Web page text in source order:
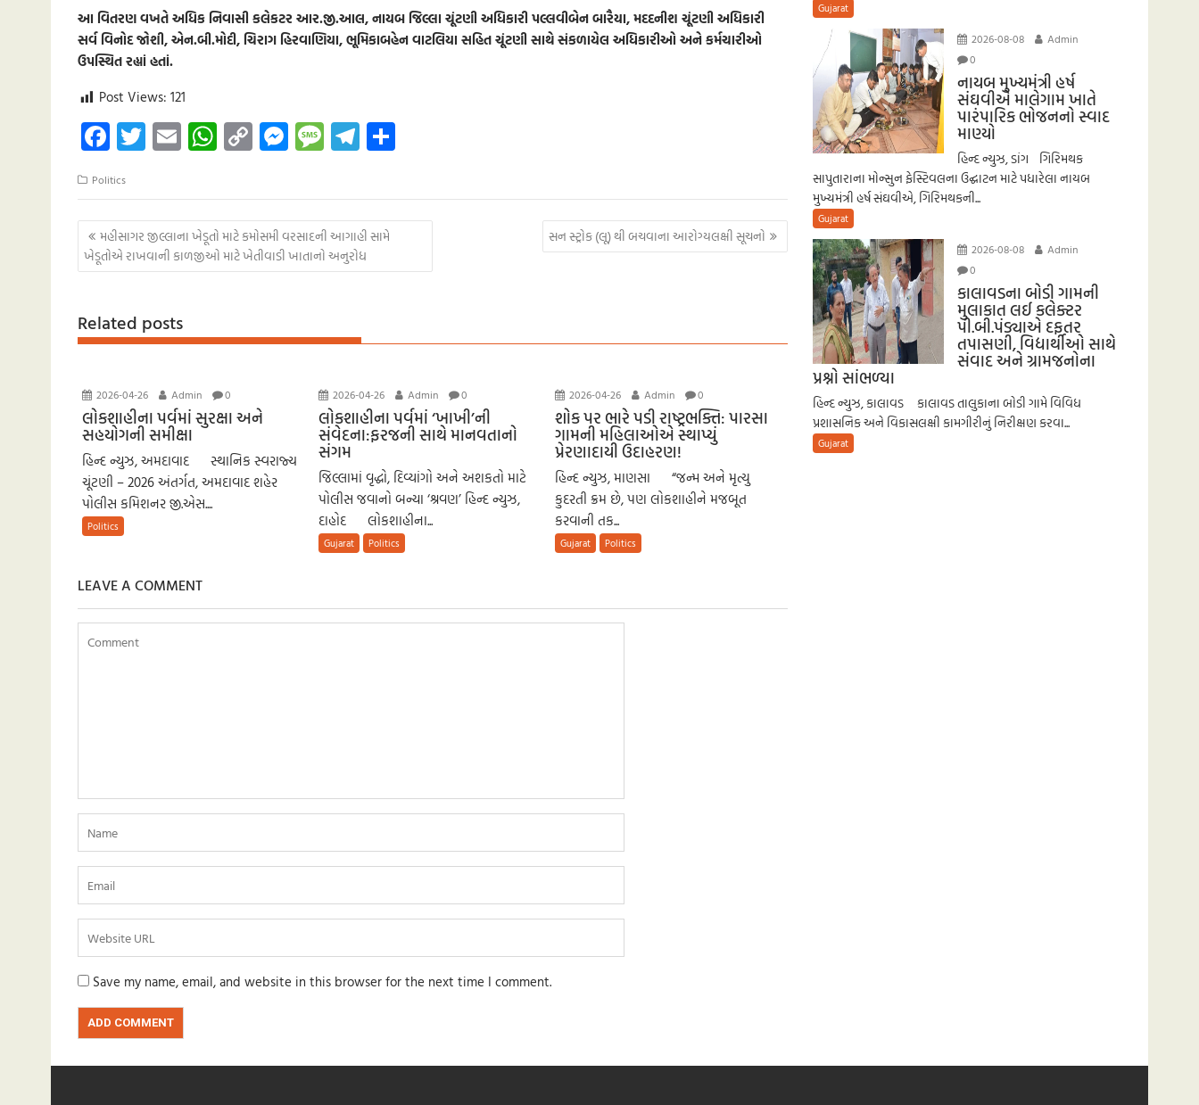
આ વિતરણ વખતે અધિક નિવાસી કલેકટર આર.જી.આલ, નાયબ જિલ્લા ચૂંટણી અધિકારી પલ્લવીબેન બારૈયા, મદદનીશ ચૂંટણી અધિકારી
સર્વ વિનોદ જોશી, એન.બી.મોદી, ચિરાગ હિરવાણિયા, ભૂમિકાબહેન વાટલિયા સહિત ચૂંટણી સાથે સંકળાયેલ અધિકારીઓ અને કર્મચારીઓ
ઉપસ્થિત રહ્યાં હતાં.
Post Views: 121
Fa
ce
b
o
o
k
T
wi
tt
er
E
m
ail
W
h
at
s
A
p
C
o
p
y
Li
nk
M
es
se
n
g
er
M
es
sa
g
e
Te
le
gr
a
m
ar
e
Politics
Post
navigation
મહીસાગર જીલ્લાના ખેડૂતો માટે કમોસમી વરસાદની આગાહી સામે
ખેડૂતોએ રાખવાની કાળજીઓ માટે ખેતીવાડી ખાતાનો અનુરોધ
સન સ્ટ્રોક (લૂ) થી બચવાના આરોગ્યલક્ષી સૂચનો
Related posts
2026-04-26 Admin 0
લોકશાહીના પર્વમાં સુરક્ષા અને
સહયોગની સમીક્ષા
હિન્દ ન્યુઝ, અમદાવાદ સ્થાનિક સ્વરાજ્ય
ચૂંટણી – 2026 અંતર્ગત, અમદાવાદ શહેર
પોલીસ કમિશનર જી.એસ....
Politics
2026-04-26 Admin 0
લોકશાહીના પર્વમાં ‘ખાખી’ની
સંવેદના:ફરજની સાથે માનવતાનો
સંગમ
જિલ્લામાં વૃદ્ધો, દિવ્યાંગો અને અશકતો માટે
પોલીસ જવાનો બન્યા ‘શ્રવણ’ હિન્દ ન્યુઝ,
દાહોદ લોકશાહીના...
Gujarat Politics
2026-04-26 Admin 0
શોક પર ભારે પડી રાષ્ટ્રભક્તિ: પારસા
ગામની મહિલાઓએ સ્થાપ્યું
પ્રેરણાદાયી ઉદાહરણ!
હિન્દ ન્યુઝ, માણસા “જન્મ અને મૃત્યુ
કુદરતી ક્રમ છે, પણ લોકશાહીને મજબૂત
કરવાની તક...
Gujarat Politics
LEAVE A COMMENT
Save my name, email, and website in this browser for the next time I comment.
Gujarat
2026-08-08
Admin
0
નાયબ મુખ્યમંત્રી હર્ષ
સંઘવીએ માલેગામ ખાતે
પારંપારિક ભોજનનો સ્વાદ
માણ્યો
હિન્દ ન્યુઝ, ડાંગ ગિરિમથક
સાપુતારાના મોન્સુન ફેસ્ટિવલના ઉદ્ઘાટન માટે પધારેલા નાયબ
મુખ્યમંત્રી હર્ષ સંઘવીએ, ગિરિમથકની...
Gujarat
2026-08-08
Admin
0
કાલાવડના બોડી ગામની
મુલાકાત લઈ કલેક્ટર
પી.બી.પંડ્યાએ દફતર
તપાસણી, વિદ્યાર્થીઓ સાથે
સંવાદ અને ગ્રામજનોના
પ્રશ્નો સાંભળ્યા
હિન્દ ન્યુઝ, કાલાવડ કાલાવડ તાલુકાના બોડી ગામે વિવિધ
પ્રશાસનિક અને વિકાસલક્ષી કામગીરીનું નિરીક્ષણ કરવા...
Gujarat